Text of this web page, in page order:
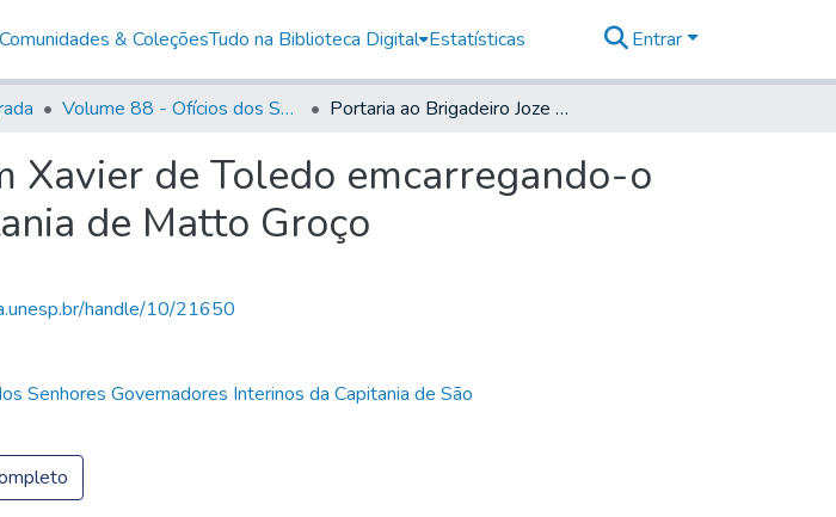
Comunidades & ColeçõesTudo na Biblioteca Digital Estatísticas Entrar
Volume 88 - Ofícios dos Senhores Governadores Interinos da Capitania de São Paulo (1817- 1819) Portaria ao Brigadeiro Joze Joaquim Xavier de Toledo emcarregando-o da expedição do Trem para a Capitania de Matto Groço
Xavier de Toledo emcarregando-o
de Matto Groço
handle/10/21650
Senhores Governadores Interinos da Capitania de São